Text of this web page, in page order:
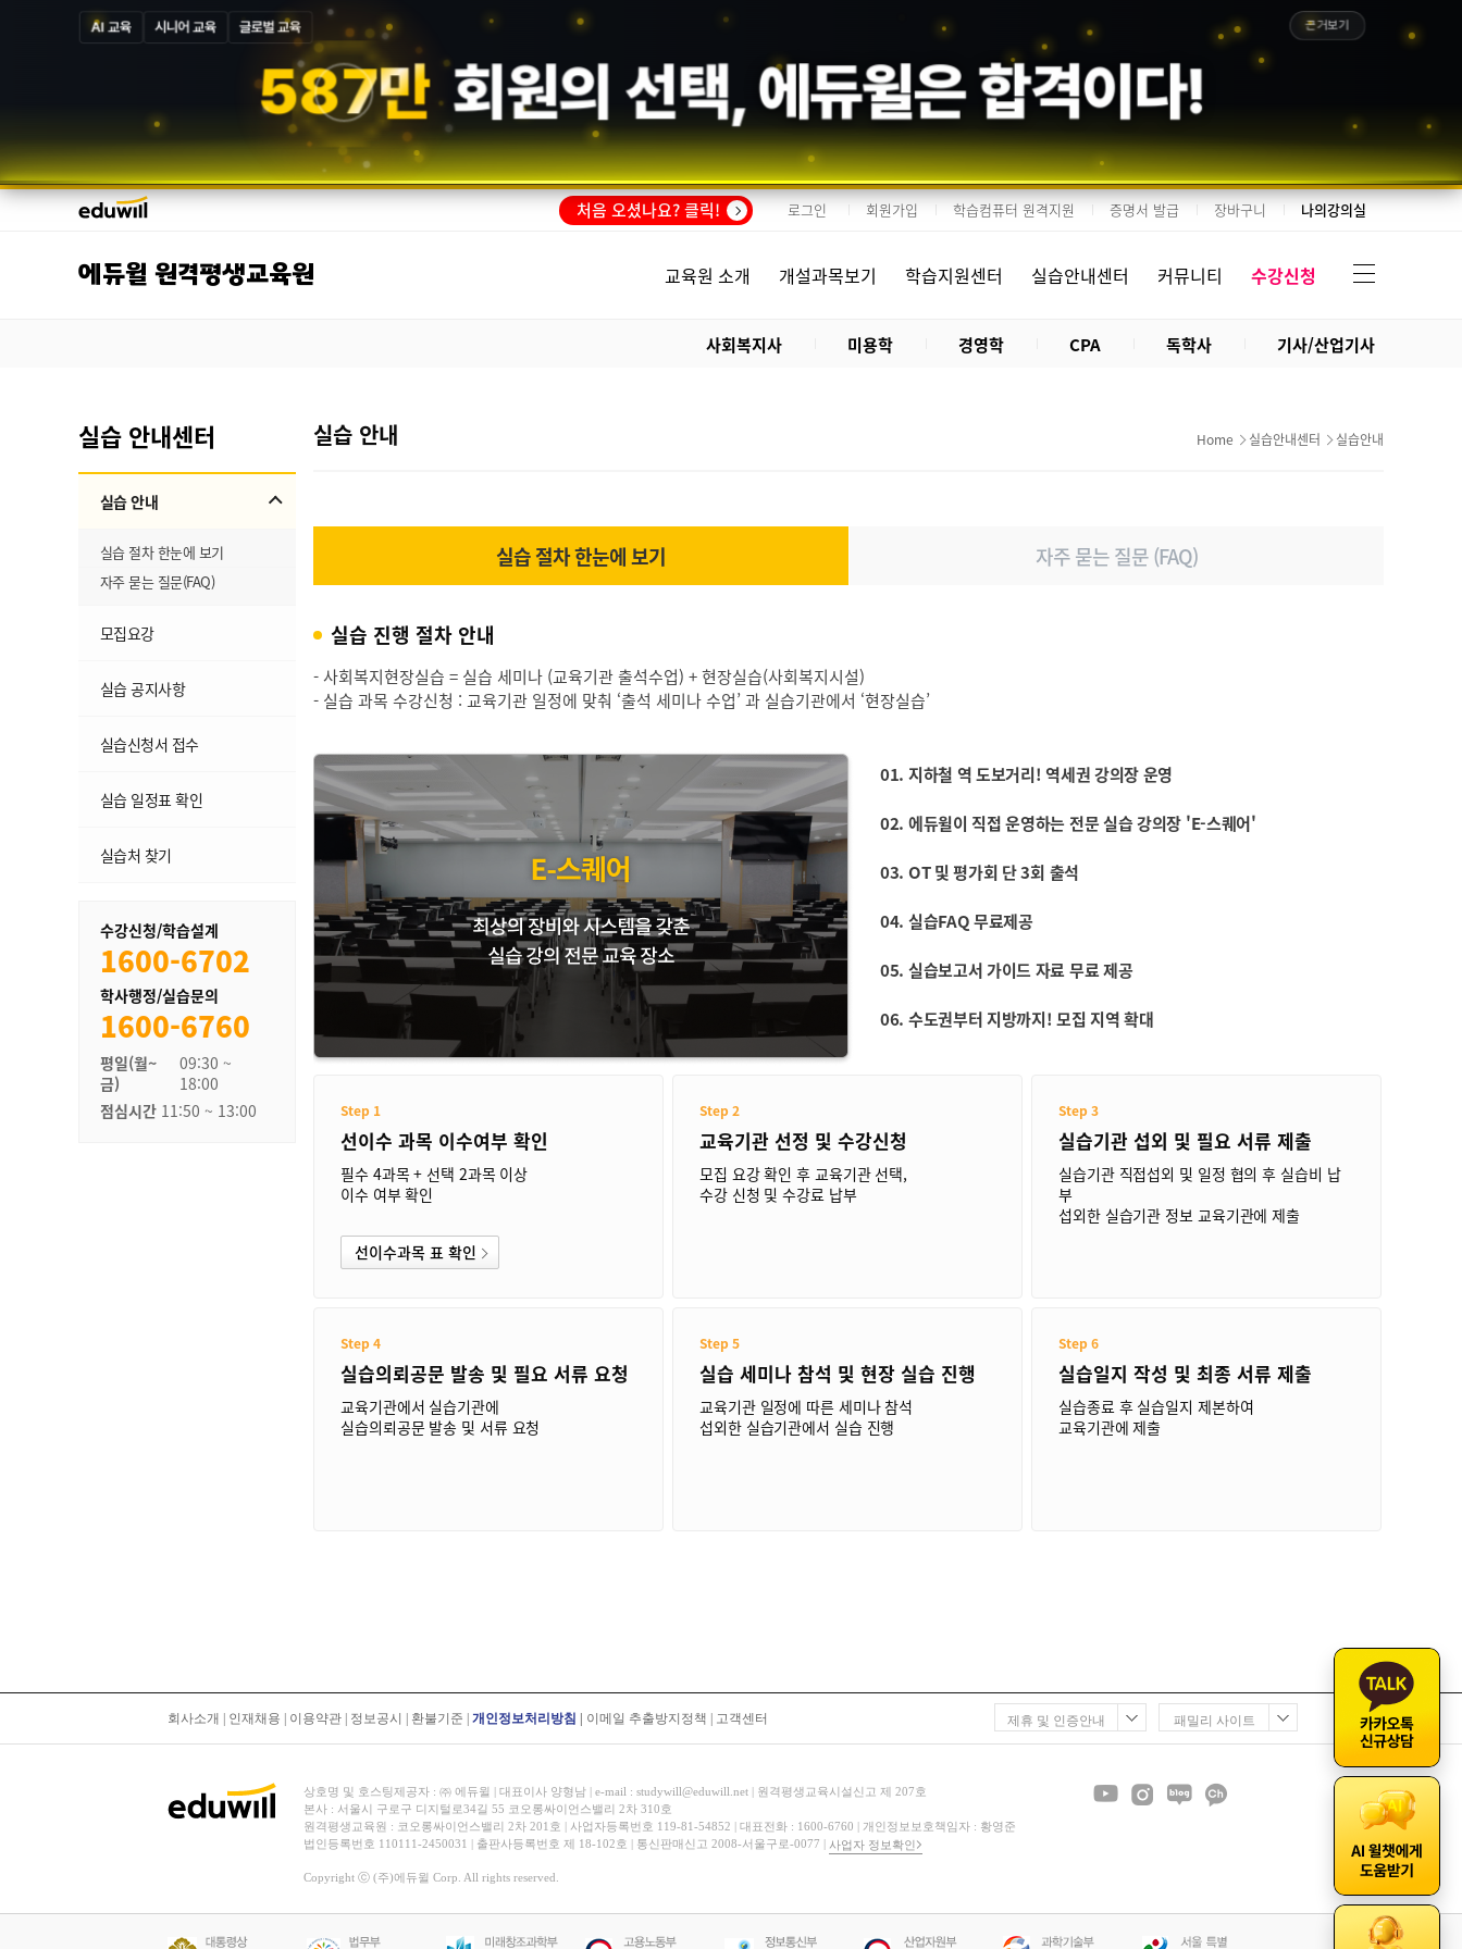
AI 교육 시니어 교육 글로벌 교육
587만 회원의 선택,에듀윌은 합격이다!
근거보기
처음 오셨나요? 클릭! 로그인 회원가입 학습컴퓨터 원격지원 증명서 발급 장바구니 나의강의실
에듀윌 원격평생교육원 교육원 소개 개설과목보기 학습지원센터 실습안내센터 커뮤니티 수강신청
사회복지사 미용학 경영학 CPA 독학사 기사/산업기사
실습 안내센터
실습 안내
실습 절차 한눈에 보기
자주 묻는 질문(FAQ)
모집요강
실습 공지사항
실습신청서 접수
실습 일정표 확인
실습처 찾기
수강신청/학습설계
1600-6702
학사행정/실습문의
1600-6760
평일(월~
금)
09:30 ~
18:00
점심시간 11:50 ~ 13:00
실습 안내 Home 실습안내센터 실습안내
실습 절차 한눈에 보기 자주 묻는 질문 (FAQ)
실습 진행 절차 안내
- 사회복지현장실습 = 실습 세미나 (교육기관 출석수업) + 현장실습(사회복지시설)
- 실습 과목 수강신청 : 교육기관 일정에 맞춰 ‘출석 세미나 수업’ 과 실습기관에서 ‘현장실습’
01. 지하철 역 도보거리! 역세권 강의장 운영
02. 에듀윌이 직접 운영하는 전문 실습 강의장 'E-스퀘어'
03. OT 및 평가회 단 3회 출석
04. 실습FAQ 무료제공
05. 실습보고서 가이드 자료 무료 제공
06. 수도권부터 지방까지! 모집 지역 확대
Step 1
선이수 과목 이수여부 확인
필수 4과목 + 선택 2과목 이상
이수 여부 확인
선이수과목 표 확인
Step 2
교육기관 선정 및 수강신청
모집 요강 확인 후 교육기관 선택,
수강 신청 및 수강료 납부
Step 3
실습기관 섭외 및 필요 서류 제출
실습기관 직접섭외 및 일정 협의 후 실습비 납
부
섭외한 실습기관 정보 교육기관에 제출
Step 4
실습의뢰공문 발송 및 필요 서류 요청
교육기관에서 실습기관에
실습의뢰공문 발송 및 서류 요청
Step 5
실습 세미나 참석 및 현장 실습 진행
교육기관 일정에 따른 세미나 참석
섭외한 실습기관에서 실습 진행
Step 6
실습일지 작성 및 최종 서류 제출
실습종료 후 실습일지 제본하여
교육기관에 제출
회사소개 인재채용 이용약관 정보공시 환불기준 개인정보처리방침 이메일 추출방지정책 고객센터
상호명 및 호스팅제공자 : ㈜ 에듀윌 | 대표이사 양형남 | e-mail : studywill@eduwill.net | 원격평생교육시설신고 제 207호
본사 : 서울시 구로구 디지털로34길 55 코오롱싸이언스밸리 2차 310호
원격평생교육원 : 코오롱싸이언스밸리 2차 201호 | 사업자등록번호 119-81-54852 | 대표전화 : 1600-6760 | 개인정보보호책임자 : 황영준
법인등록번호 110111-2450031 | 출판사등록번호 제 18-102호 | 통신판매신고 2008-서울구로-0077 | 사업자 정보확인
Copyright ⓒ (주)에듀윌 Corp. All rights reserved.
패밀리 사이트
제휴 및 인증안내